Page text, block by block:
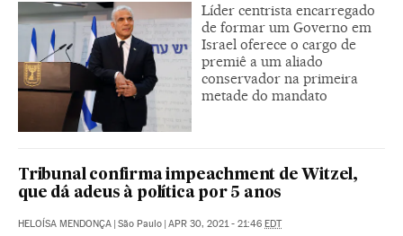
Líder centrista encarregado
de formar um Governo em
Israel oferece o cargo de
premiê a um aliado
conservador na primeira
metade do mandato
Tribunal confirma impeachment de Witzel,
que dá adeus à política por 5 anos
HELOÍSA MENDONÇA | São Paulo | APR 30, 2021 - 21:46 EDT